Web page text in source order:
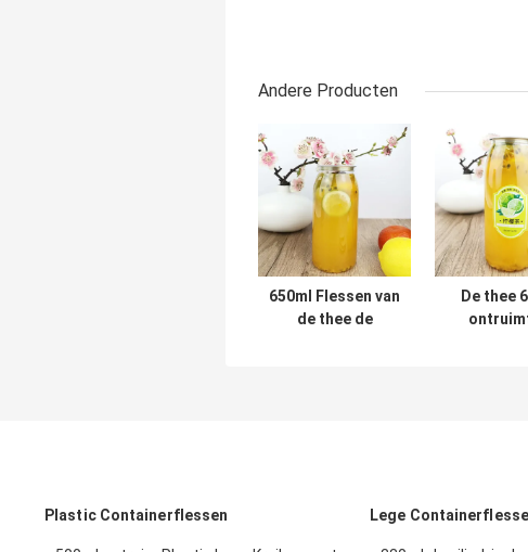
Andere Producten
650ml Flessen van
de thee de
De thee
Plastic Containerflessen Lege